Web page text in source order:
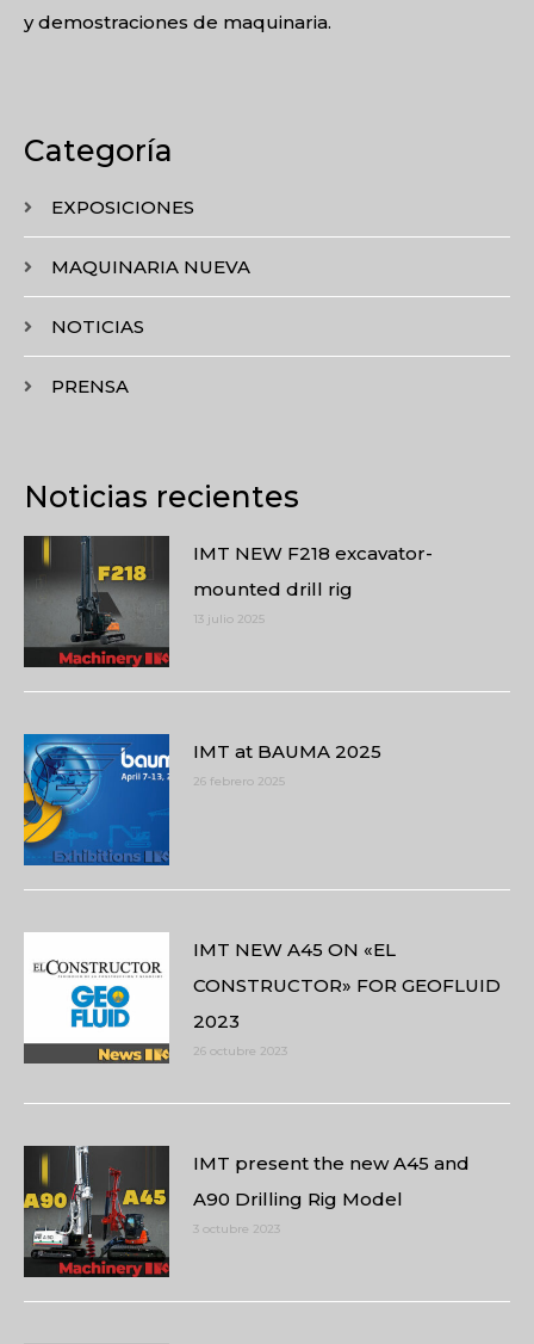
y demostraciones de maquinaria.
Categoría
EXPOSICIONES
MAQUINARIA NUEVA
NOTICIAS
PRENSA
Noticias recientes
IMT NEW F218 excavator-
mounted drill rig
13 julio 2025
IMT at BAUMA 2025
26 febrero 2025
IMT NEW A45 ON «EL
CONSTRUCTOR» FOR GEOFLUID
2023
26 octubre 2023
IMT present the new A45 and
A90 Drilling Rig Model
3 octubre 2023